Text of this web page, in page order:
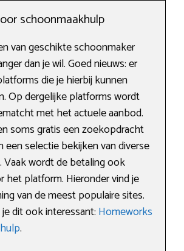
schoonmaakhulp
van geschikte schoonmaker
dan je wil. Goed nieuws: er
die je hierbij kunnen
Op dergelijke platforms wordt
met het actuele aanbod.
soms gratis een zoekopdracht
een selectie bekijken van diverse
wordt de betaling ook
het platform. Hieronder vind je
van de meest populaire sites.
dit ook interessant: Homeworks
.